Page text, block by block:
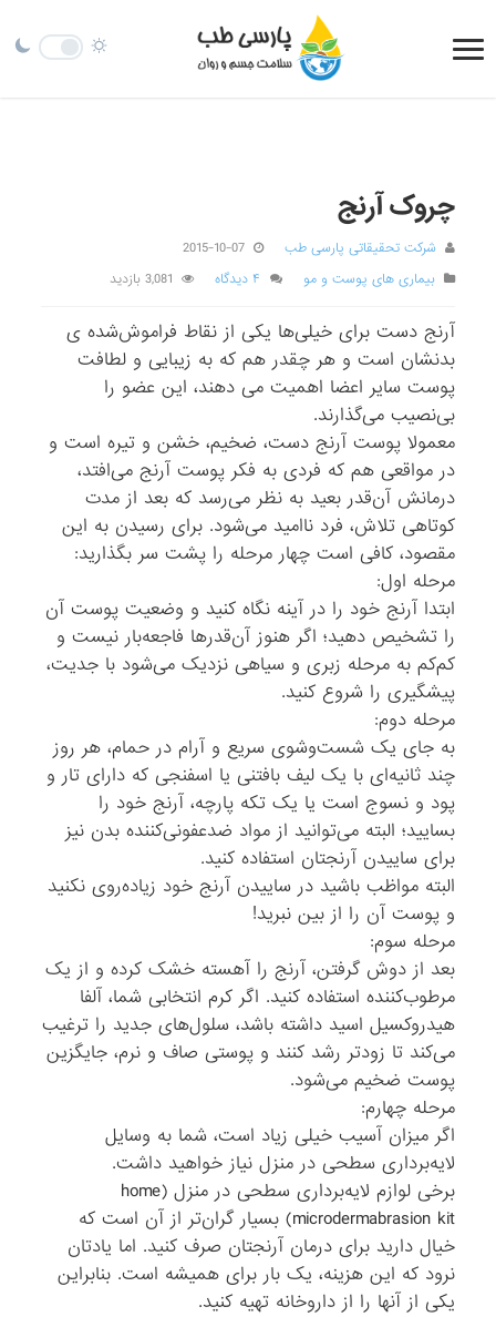
چروک آرنج
شرکت تحقیقاتی پارسی طب
2015-10-07
بیماری های پوست و مو
۴ دیدگاه 3,081 بازدید
آرنج دست برای خیلی‌ها یکی از نقاط فراموش‌شده ی
بدنشان است و هر چقدر هم که به زیبایی و لطافت
پوست سایر اعضا اهمیت می دهند، این عضو را
بی‌نصیب می‌گذارند.
معمولا پوست آرنج دست، ضخیم، خشن و تیره است و
در مواقعی هم که فردی به فکر پوست آرنج می‌افتد،
درمانش آن‌قدر بعید به نظر می‌رسد که بعد از مدت
کوتاهی تلاش، فرد ناامید می‌شود. برای رسیدن به این
مقصود، کافی است چهار مرحله را پشت سر بگذارید:
مرحله اول:
ابتدا آرنج خود را در آینه نگاه کنید و وضعیت پوست آن
را تشخیص دهید؛ اگر هنوز آن‌قدرها فاجعه‌بار نیست و
کم‌کم به مرحله زبری و سیاهی نزدیک می‌شود با جدیت،
پیشگیری را شروع کنید.
مرحله دوم:
به جای یک شست‌وشوی سریع و آرام در حمام، هر روز
چند ثانیه‌ای با یک لیف بافتنی یا اسفنجی که دارای تار و
پود و نسوج است یا یک تکه پارچه، آرنج خود را
بسایید؛ البته می‌‌توانید از مواد ضدعفونی‌کننده بدن نیز
برای ساییدن آرنجتان استفاده کنید.
البته مواظب باشید در ساییدن آرنج خود زیاده‌روی نکنید
و پوست آن را از بین نبرید!
مرحله سوم:
بعد از دوش گرفتن، آرنج را آهسته خشک کرده و از یک
مرطوب‌کننده استفاده کنید. اگر کرم انتخابی شما، آلفا
هیدروکسیل اسید داشته باشد، سلول‌های جدید را ترغیب
می‌کند تا زودتر رشد کنند و پوستی صاف و نرم، جایگزین
پوست ضخیم می‌شود.
مرحله چهارم:
اگر میزان آسیب خیلی زیاد است، شما به وسایل
لایه‌برداری سطحی در منزل نیاز خواهید داشت.
برخی لوازم لایه‌برداری سطحی در منزل (home
microdermabrasion kit) بسیار گران‌تر از آن است که
خیال دارید برای درمان آرنجتان صرف کنید. اما یادتان
نرود که این هزینه، یک بار برای همیشه است. بنابراین
یکی از آنها را از داروخانه تهیه کنید.